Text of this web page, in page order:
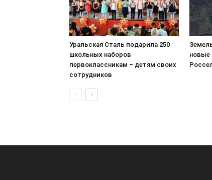
Уральская Сталь подарила 250
школьных наборов
первоклассникам – детям своих
сотрудников
новые